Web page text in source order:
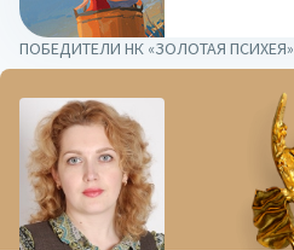
ПОБЕДИТЕЛИ НК «ЗОЛОТАЯ ПСИХЕЯ»